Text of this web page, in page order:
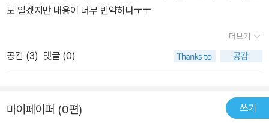
도 알겠지만 내용이 너무 빈약하다ㅜㅜ
더보기
공감 (3) 댓글 (0)
마이페이퍼 (0편) 쓰기